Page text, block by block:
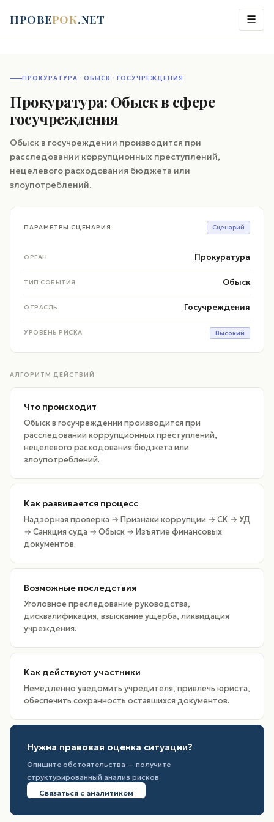
ПРОВЕРОК.NET ☰
ПРОКУРАТУРА · ОБЫСК · ГОСУЧРЕЖДЕНИЯ
Прокуратура: Обыск в сфере
госучреждения
Обыск в госучреждении производится при
расследовании коррупционных преступлений,
нецелевого расходования бюджета или
злоупотреблений.
ПАРАМЕТРЫ СЦЕНАРИЯ Сценарий
ОРГАН Прокуратура
ТИП СОБЫТИЯ Обыск
ОТРАСЛЬ Госучреждения
УРОВЕНЬ РИСКА Высокий
АЛГОРИТМ ДЕЙСТВИЙ
Что происходит
Обыск в госучреждении производится при
расследовании коррупционных преступлений,
нецелевого расходования бюджета или
злоупотреблений.
Как развивается процесс
Надзорная проверка → Признаки коррупции → СК → УД
→ Санкция суда → Обыск → Изъятие финансовых
документов.
Возможные последствия
Уголовное преследование руководства,
дисквалификация, взыскание ущерба, ликвидация
учреждения.
Как действуют участники
Немедленно уведомить учредителя, привлечь юриста,
обеспечить сохранность оставшихся документов.
Нужна правовая оценка ситуации?
Опишите обстоятельства — получите
структурированный анализ рисков
Связаться с аналитиком